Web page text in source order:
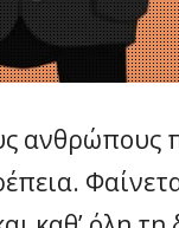
ανθρώπους